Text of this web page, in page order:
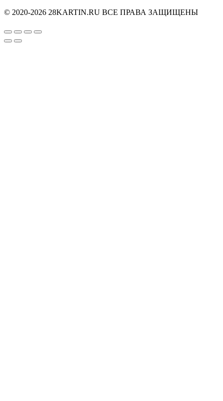
© 2020-2026 28KARTIN.RU ВСЕ ПРАВА ЗАЩИЩЕНЫ